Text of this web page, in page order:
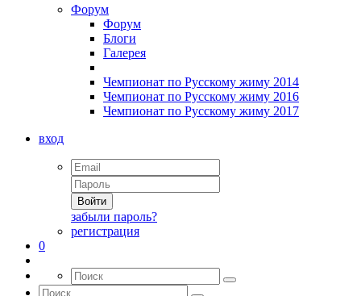
Форум
Форум
Блоги
Галерея
Чемпионат по Русскому жиму 2014
Чемпионат по Русскому жиму 2016
Чемпионат по Русскому жиму 2017
вход
Войти
забыли пароль?
регистрация
0